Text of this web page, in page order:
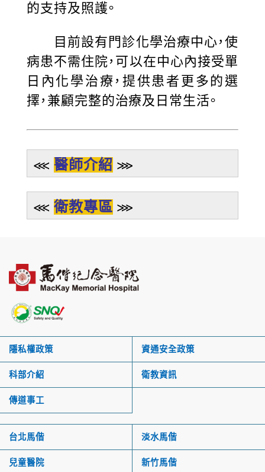
的支持及照護。
目前設有門診化學治療中心，使
病患不需住院，可以在中心內接受單
日內化學治療，提供患者更多的選
擇，兼顧完整的治療及日常生活。
⋘ 醫師介紹 ⋙
⋘ 衛教專區 ⋙
隱私權政策 資通安全政策
科部介紹 衛教資訊
傳道事工
台北馬偕 淡水馬偕
兒童醫院 新竹馬偕